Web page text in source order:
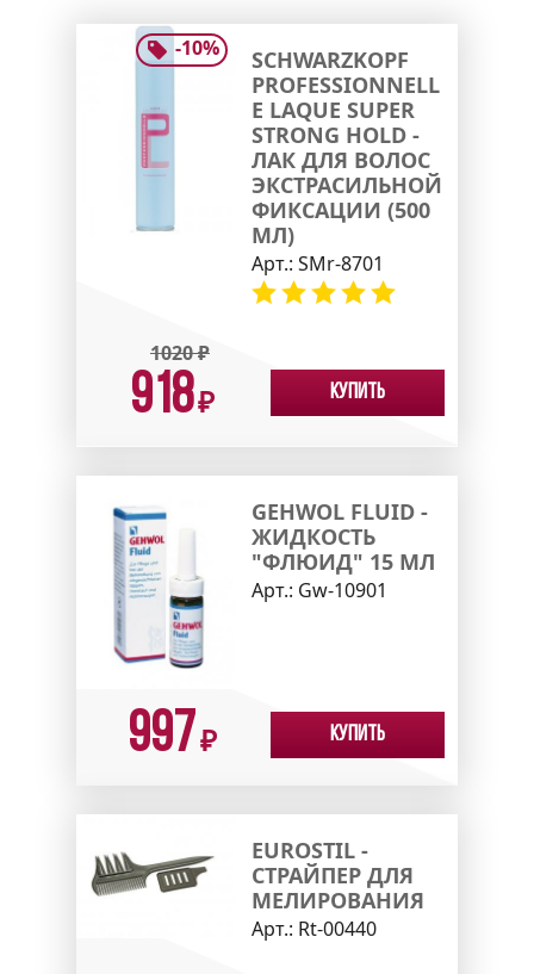
-10%
SCHWARZKOPF
PROFESSIONNELL
E LAQUE SUPER
STRONG HOLD -
ЛАК ДЛЯ ВОЛОС
ЭКСТРАСИЛЬНОЙ
ФИКСАЦИИ (500
МЛ)
Арт.: SMr-8701
1020₽
918₽ Купить
GEHWOL FLUID -
ЖИДКОСТЬ
"ФЛЮИД" 15 МЛ
Арт.: Gw-10901
997₽ Купить
EUROSTIL -
СТРАЙПЕР ДЛЯ
МЕЛИРОВАНИЯ
Арт.: Rt-00440